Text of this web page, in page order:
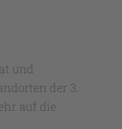
und
der 3.
auf die